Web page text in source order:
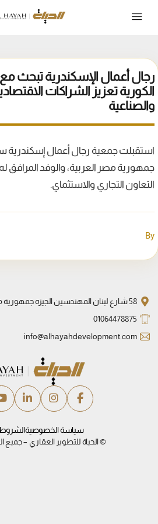
رجال أعمال الإسكندرية تبحث
الكورية تعزيز الشراكات
والصناعية
استقبلت جمعية رجال أعمال إسكندرية
جمهورية مصر العربية، والوفد المرافق
التعاون التجاري والاستثماي.
By
58 شارع لبنان المهندسين الجيزه جمهورية مصر العربية
01064478875
info@alhayahdevelopment.com
سياسة الخصوصيةالشروط
© الحياة للتطوير العقاري –